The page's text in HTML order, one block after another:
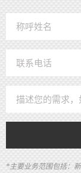
*主要业务范围包括：